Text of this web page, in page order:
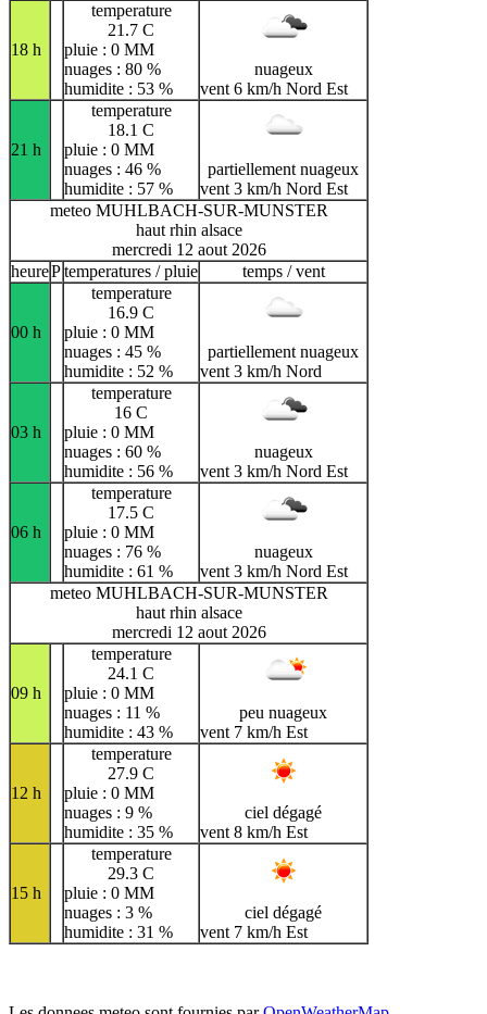
18 h
temperature
21.7 C
pluie : 0 MM
nuages : 80 %
humidite : 53 %
nuageux
vent 6 km/h Nord Est
21 h
temperature
18.1 C
pluie : 0 MM
nuages : 46 %
humidite : 57 %
partiellement nuageux
vent 3 km/h Nord Est
meteo MUHLBACH-SUR-MUNSTER
haut rhin alsace
mercredi 12 aout 2026
heurePtemperatures / pluie temps / vent
00 h
temperature
16.9 C
pluie : 0 MM
nuages : 45 %
humidite : 52 %
partiellement nuageux
vent 3 km/h Nord
03 h
temperature
16 C
pluie : 0 MM
nuages : 60 %
humidite : 56 %
nuageux
vent 3 km/h Nord Est
06 h
temperature
17.5 C
pluie : 0 MM
nuages : 76 %
humidite : 61 %
nuageux
vent 3 km/h Nord Est
meteo MUHLBACH-SUR-MUNSTER
haut rhin alsace
mercredi 12 aout 2026
09 h
temperature
24.1 C
pluie : 0 MM
nuages : 11 %
humidite : 43 %
peu nuageux
vent 7 km/h Est
12 h
temperature
27.9 C
pluie : 0 MM
nuages : 9 %
humidite : 35 %
ciel dégagé
vent 8 km/h Est
15 h
temperature
29.3 C
pluie : 0 MM
nuages : 3 %
humidite : 31 %
ciel dégagé
vent 7 km/h Est